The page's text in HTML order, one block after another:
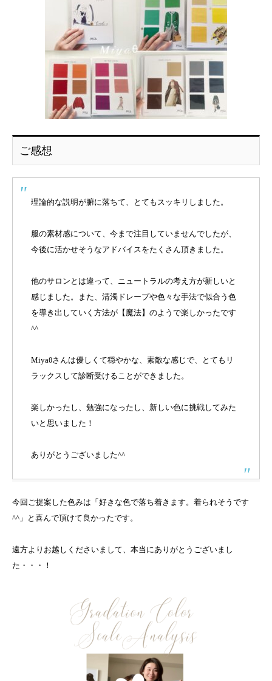
ご感想
理論的な説明が腑に落ちて、とてもスッキリしました。
服の素材感について、今まで注目していませんでしたが、
今後に活かせそうなアドバイスをたくさん頂きました。
他のサロンとは違って、ニュートラルの考え方が新しいと
感じました。また、清濁ドレープや色々な手法で似合う色
を導き出していく方法が【魔法】のようで楽しかったです
^^
Miyaθさんは優しくて穏やかな、素敵な感じで、とてもリ
ラックスして診断受けることができました。
楽しかったし、勉強になったし、新しい色に挑戦してみた
いと思いました！
ありがとうございました^^
今回ご提案した色みは「好きな色で落ち着きます。着られそうです
^^」と喜んで頂けて良かったです。
遠方よりお越しくださいまして、本当にありがとうございまし
た・・・！